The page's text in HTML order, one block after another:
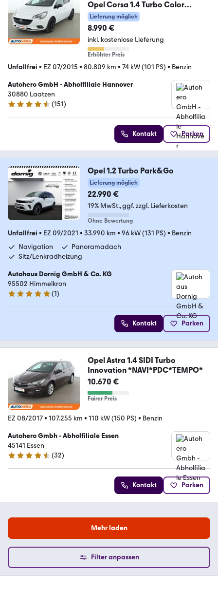
Opel Corsa 1.4 Turbo Color
Edition ecoFlex
Lieferung möglich
8.990 €
inkl. kostenlose Lieferung
Erhöhter Preis
Unfallfrei • EZ 07/2015 • 80.809 km • 74 kW (101 PS) • Benzin
Autohero GmbH - Abholfiliale Hannover
30880 Laatzen
4.7 Sterne
(151)
Kontakt Parken
Opel 1.2 Turbo Park&Go
Lieferung möglich
22.990 €
19% MwSt. ggf. zzgl. Lieferkosten
Ohne Bewertung
Unfallfrei • EZ 09/2021 • 33.990 km • 96 kW (131 PS) • Benzin
Navigation
Panoramadach
Sitz/Lenkradheizung
Autohaus Dornig GmbH & Co. KG
95502 Himmelkron
5 Sterne
(1)
Kontakt Parken
Opel Astra 1.4 SIDI Turbo
Innovation *NAVI*PDC*TEMPO*
10.670 €
Fairer Preis
EZ 08/2017• 107.255 km • 110 kW (150 PS) • Benzin
Autohero Gmbh - Abholfiliale Essen
45141 Essen
4.7 Sterne
(32)
Kontakt Parken
Mehr laden
Filter anpassen